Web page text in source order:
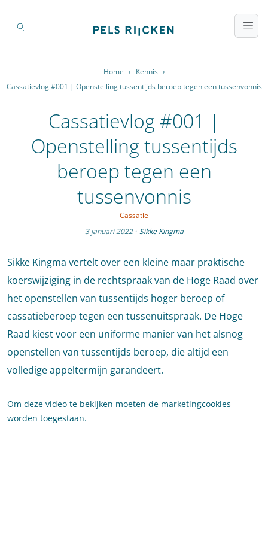
Home › Kennis ›
Cassatievlog #001 | Openstelling tussentijds beroep tegen een tussenvonnis
Cassatievlog #001 |
Openstelling tussentijds
beroep tegen een
tussenvonnis
Cassatie
3 januari 2022 · Sikke Kingma
Sikke Kingma vertelt over een kleine maar praktische
koerswijziging in de rechtspraak van de Hoge Raad over
het openstellen van tussentijds hoger beroep of
cassatieberoep tegen een tussenuitspraak. De Hoge
Raad kiest voor een uniforme manier van het alsnog
openstellen van tussentijds beroep, die altijd een
volledige appeltermijn garandeert.
Om deze video te bekijken moeten de marketingcookies
worden toegestaan.